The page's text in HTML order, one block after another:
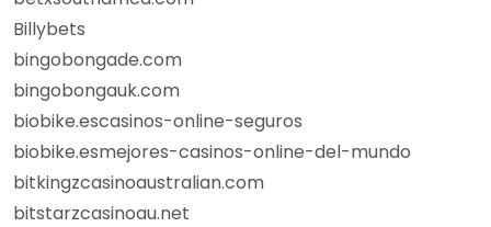
Billybets
bingobongade.com
bingobongauk.com
biobike.escasinos-online-seguros
biobike.esmejores-casinos-online-del-mundo
bitkingzcasinoaustralian.com
bitstarzcasinoau.net